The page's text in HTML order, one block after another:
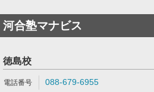
河合塾マナビス
徳島校
088-679-6955